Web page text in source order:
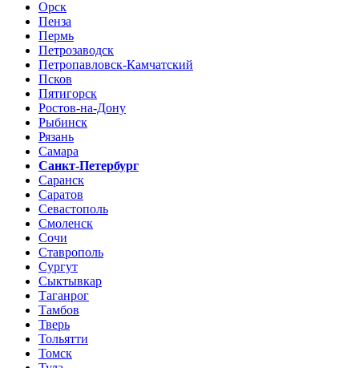
Орск
Пенза
Пермь
Петрозаводск
Петропавловск-Камчатский
Псков
Пятигорск
Ростов-на-Дону
Рыбинск
Рязань
Самара
Санкт-Петербург
Саранск
Саратов
Севастополь
Смоленск
Сочи
Ставрополь
Сургут
Сыктывкар
Таганрог
Тамбов
Тверь
Тольятти
Томск